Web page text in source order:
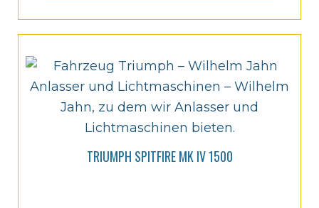
TRIUMPH SPITFIRE MK IV 1500